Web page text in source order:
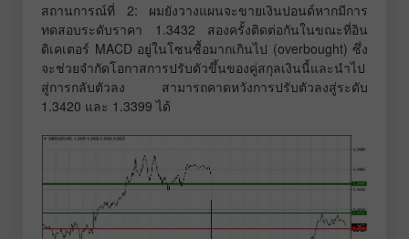
สถานการณ์ที่ 2: ผมยังวางแผนจะขายเงินปอนด์หากมีการ
ทดสอบระดับราคา 1.3432 สองครั้งติดต่อกันในขณะที่อิน
ดิเคเตอร์ MACD อยู่ในโซนซื้อมากเกินไป (overbought) ซึ่ง
จะช่วยจำกัดโอกาสการปรับตัวขึ้นของคู่สกุลเงินนี้และนำไป
สู่การกลับตัวลง สามารถคาดหวังการปรับตัวลงสู่ระดับ
1.3420 และ 1.3399 ได้